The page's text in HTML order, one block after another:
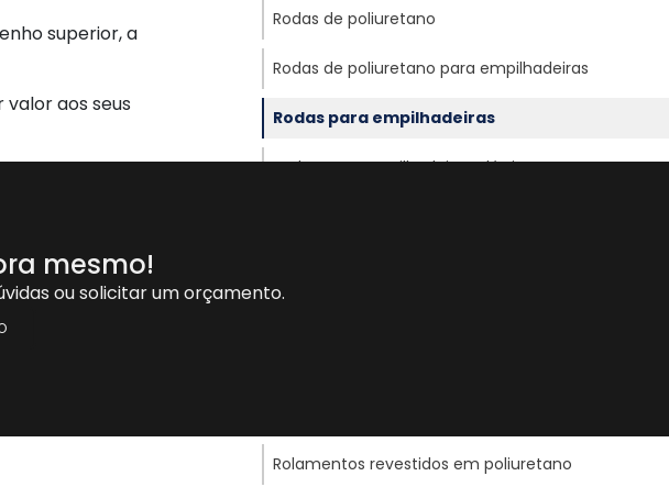
superior, a
aos seus
mesmo!
ou solicitar um orçamento.
Rodas de poliuretano
Rodas de poliuretano para empilhadeiras
Rodas para empilhadeiras
Rodas para empilhadeiras elétricas
Rolamentos revestidos em poliuretano